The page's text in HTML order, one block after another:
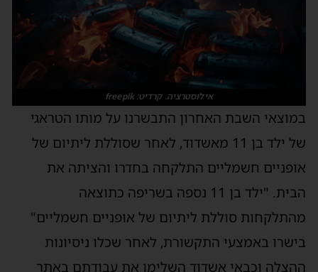
אילוסטרציה. קרדיט: freepik
במוצאי השבת האחרון התבשרנו על מותו הטראגי
של ילד בן 11 מאשדוד, לאחר שסוללת ליתיום של
אופניים חשמליים התלקחה בחדרו והציתה את
הבית. "
ילד בן 11 נספה בשריפה כתוצאה
מהתלקחות סוללת ליתיום של אופניים חשמליים"
בישרו באמצעי התקשורת, לאחר שכלו ניסיונות
ההצלה וכבאי אשדוד השלימו את עבודתם באתר